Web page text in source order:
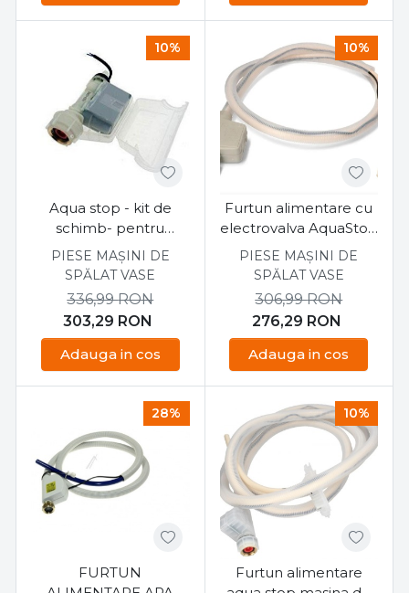
10%
Aqua stop - kit de
schimb- pentru
masina de spalat vase
Bosch SRS4312
PIESE MAȘINI DE
SPĂLAT VASE
303,29 RON
336,99RON
Adauga in cos
10%
Furtun alimentare cu
electrovalva AquaStop
masina de spalat vase
Bosch, Siemens
PIESE MAȘINI DE
SPĂLAT VASE
276,29 RON
306,99RON
Adauga in cos
28%
FURTUN
10%
Furtun alimentare